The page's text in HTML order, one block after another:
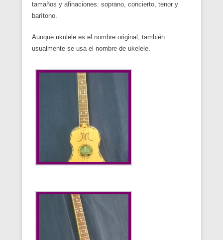
tamaños y afinaciones: soprano, concierto, tenor y
barítono.
Aunque ukulele es el nombre original, también
usualmente se usa el nombre de ukelele.